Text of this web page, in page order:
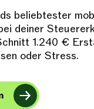
beliebtester
deiner
1.240 €
oder Stress.